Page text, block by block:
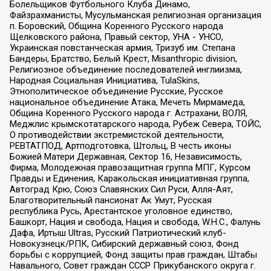
Болельщиков Футбольного Клуба Динамо,
Файзрахманисты, Мусульманская религиозная организация
п. Боровский, Община Коренного Русского народа
Щелковского района, Правый сектор, УНА - УНСО,
Украинская повстанческая армия, Тризуб им. Степана
Бандеры, Братство, Белый Крест, Misanthropic division,
Религиозное объединение последователей инглиизма,
Народная Социальная Инициатива, TulaSkins,
Этнополитическое объединение Русские, Русское
национальное объединение Атака, Мечеть Мирмамеда,
Община Коренного Русского народа г. Астрахани, ВОЛЯ,
Меджлис крымскотатарского народа, Рубеж Севера, ТОЙС,
О противодействии экстремистской деятельности,
РЕВТАТПОД, Артподготовка, Штольц, В честь иконы
Божией Матери Державная, Сектор 16, Независимость,
Фирма, Молодежная правозащитная группа МПГ, Курсом
Правды и Единения, Каракольская инициативная группа,
Автоград Крю, Союз Славянских Сил Руси, Алля-Аят,
Благотворительный пансионат Ак Умут, Русская
республика Русь, Арестантское уголовное единство,
Башкорт, Нация и свобода, Нация и свобода, W.H.С., Фалунь
Дафа, Иртыш Ultras, Русский Патриотический клуб-
Новокузнецк/РПК, Сибирский державный союз, Фонд
борьбы с коррупцией, Фонд защиты прав граждан, Штабы
Навального, Совет граждан СССР Прикубанского округа г.